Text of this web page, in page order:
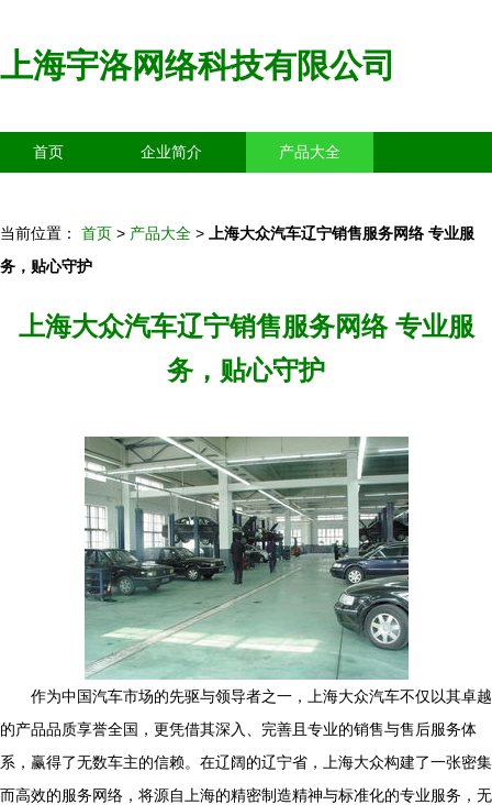
上海宇洛网络科技有限公司
首页 企业简介 产品大全
当前位置： 首页 > 产品大全 >
上海大众汽车辽宁销售服务网络 专业服
务，贴心守护
上海大众汽车辽宁销售服务网络 专业服
务，贴心守护
作为中国汽车市场的先驱与领导者之一，上海大众汽车不仅以其卓越
的产品品质享誉全国，更凭借其深入、完善且专业的销售与售后服务体
系，赢得了无数车主的信赖。在辽阔的辽宁省，上海大众构建了一张密集
而高效的服务网络，将源自上海的精密制造精神与标准化的专业服务，无